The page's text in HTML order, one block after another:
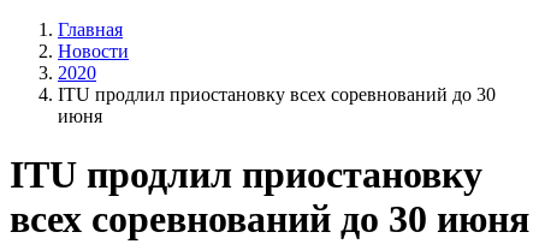
Главная
Новости
2020
ITU продлил приостановку всех соревнований до 30
июня
ITU продлил приостановку
всех соревнований до 30 июня